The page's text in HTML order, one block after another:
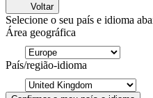
Voltar
Selecione o seu país e idioma
Área geográfica
País/região-idioma